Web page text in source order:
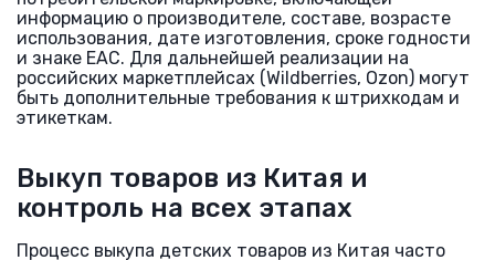
информацию о производителе, составе, возрасте
использования, дате изготовления, сроке годности
и знаке ЕАС. Для дальнейшей реализации на
российских маркетплейсах (Wildberries, Ozon) могут
быть дополнительные требования к штрихкодам и
этикеткам.
Выкуп товаров из Китая и
контроль на всех этапах
Процесс выкупа детских товаров из Китая часто